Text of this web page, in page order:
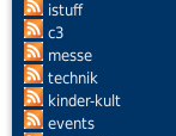
istuff
c3
messe
technik
kinder-kult
events